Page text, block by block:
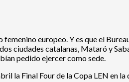
europeo. Y es que el
ciudades catalanas, Mataró y
pedido ejercer como sede.
la Final Four de la Copa LEN en